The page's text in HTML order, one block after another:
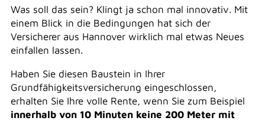
Was soll das sein? Klingt ja schon mal innovativ. Mit
einem Blick in die Bedingungen hat sich der
Versicherer aus Hannover wirklich mal etwas Neues
einfallen lassen.
Haben Sie diesen Baustein in Ihrer
Grundfähigkeitsversicherung eingeschlossen,
erhalten Sie Ihre volle Rente, wenn Sie zum Beispiel
innerhalb von 10 Minuten keine 200 Meter mit